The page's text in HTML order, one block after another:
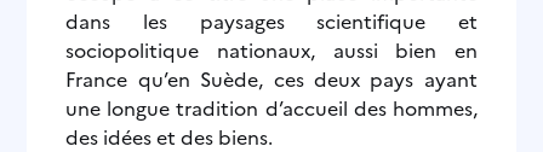
dans les paysages scientifique et
sociopolitique nationaux, aussi bien en
France qu’en Suède, ces deux pays ayant
une longue tradition d’accueil des hommes,
des idées et des biens.